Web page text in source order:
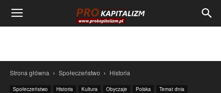
Strona główna Społeczeństwo Historia
Społeczeństwo Historia Kultura Obyczaje Polska Temat dnia